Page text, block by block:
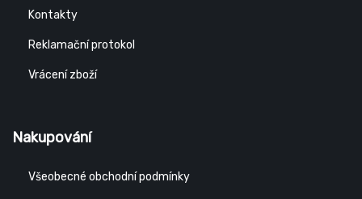
Kontakty
Reklamační protokol
Vrácení zboží
Nakupování
Všeobecné obchodní podmínky